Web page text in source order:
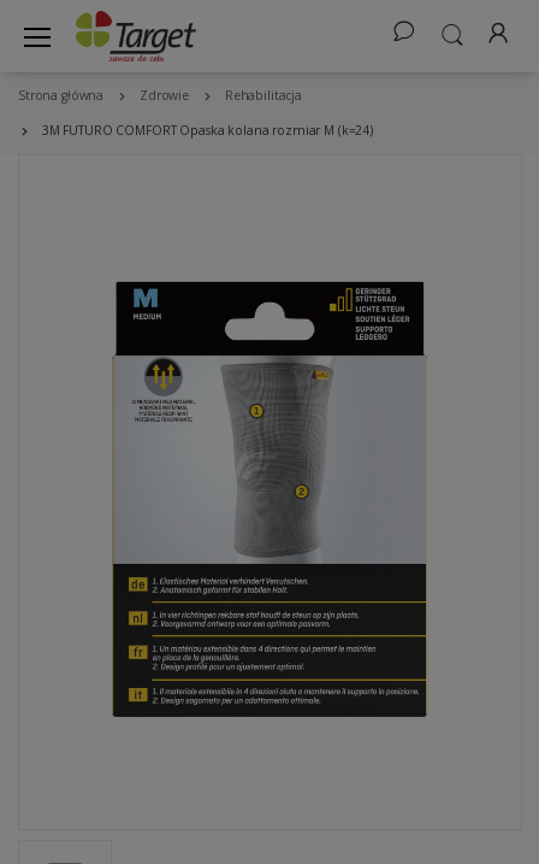
Strona główna Zdrowie Rehabilitacja
3M FUTURO COMFORT Opaska kolana rozmiar M (k=24)